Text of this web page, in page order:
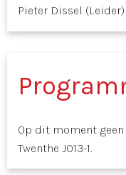
Pieter Dissel (Leider)
Op dit moment
Twenthe JO13-1.